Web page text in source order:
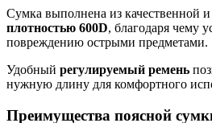
Сумка выполнена из качественной
плотностью 600D, благодаря чему
повреждению острыми предметами.
Удобный регулируемый ремень
нужную длину для комфортного
Преимущества поясной